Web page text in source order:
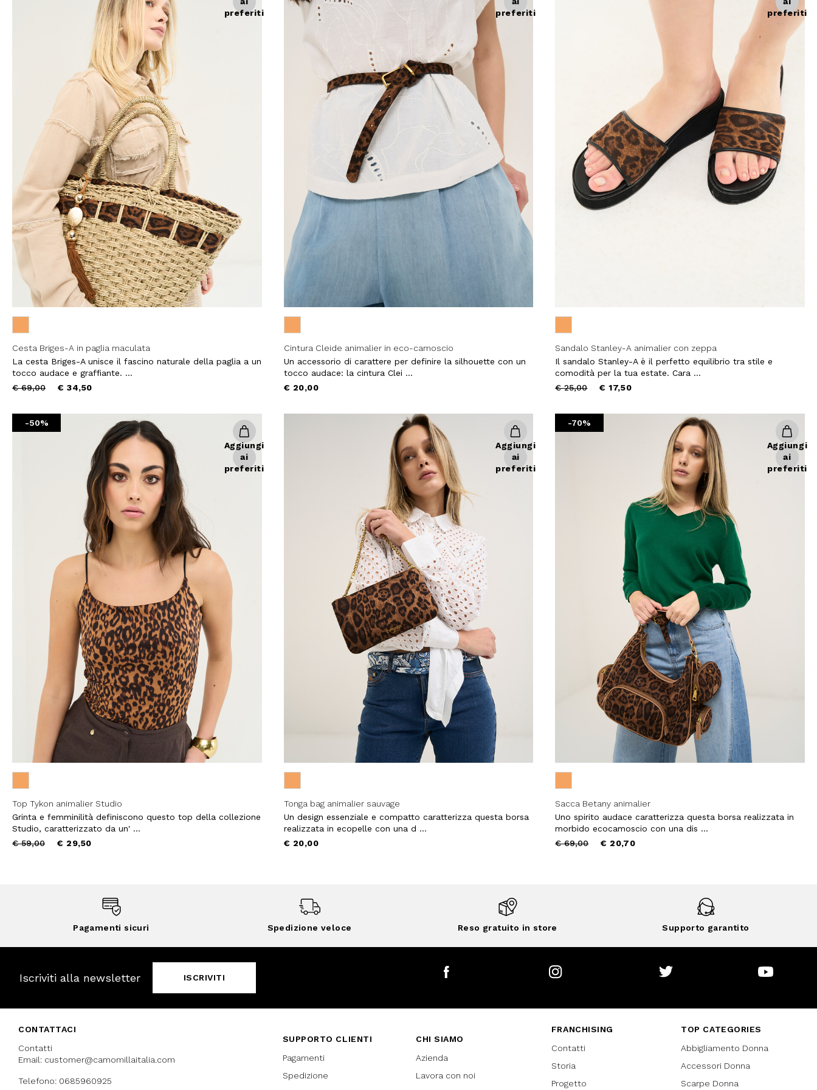
Giacche
Gilet
Maglie
Cardigan
Pantaloni
Jeans
Gonne
Bermuda
Top
T-Shirt
Tailleur
Trench
Occhiali da Sole
Ombrelli
Gift box
preferiti
Cesta Briges-A in paglia maculata
La cesta Briges-A unisce il fascino naturale della paglia a un
tocco audace e graffiante. ...
Price
€ 69,00to € 34,50
preferiti
Cintura Cleide animalier in eco-camoscio
Un accessorio di carattere per definire la silhouette con un
tocco audace: la cintura Clei ...
€ 20,00
preferiti
Sandalo Stanley-A animalier con zeppa
Il sandalo Stanley-A è il perfetto equilibrio tra stile e
comodità per la tua estate. Cara ...
Price
€ 25,00to € 17,50
-50%
Aggiungi
ai
preferiti
Top Tykon animalier Studio
Grinta e femminilità definiscono questo top della collezione
Studio, caratterizzato da un' ...
Price
€ 59,00to € 29,50
Aggiungi
ai
preferiti
Tonga bag animalier sauvage
Un design essenziale e compatto caratterizza questa borsa
realizzata in ecopelle con una d ...
€ 20,00
-70%
Aggiungi
ai
preferiti
Sacca Betany animalier
Uno spirito audace caratterizza questa borsa realizzata in
morbido ecocamoscio con una dis ...
Price
€ 69,00to € 20,70
Pagamenti sicuri Spedizione veloce Reso gratuito in store Supporto garantito
Iscriviti alla newsletter ISCRIVITI
Chiudi
10% DI SCONTO
sul tuo primo acquisto!
ai nostri consigli e offerte riservate.
NOME
COGNOME
Con la creazione del tuo profilo, confermi di aver letto e
compreso la nostra Privacy Policy e il nostro Regolamento
My Lovely Garden e di essere maggiorenne.
QUESTO SITO È PROTETTO DA RECAPTCHA E SI APPLICANO LE NORME SULLA
PRIVACYETERMINI DI SERVIZIO
CONTATTACI
Contatti
Email: customer@camomillaitalia.com
Telefono: 0685960925
SUPPORTO CLIENTI
Pagamenti
Spedizione
CHI SIAMO
Azienda
Lavora con noi
FRANCHISING
Contatti
Storia
Progetto
TOP CATEGORIES
Abbigliamento Donna
Accessori Donna
Scarpe Donna